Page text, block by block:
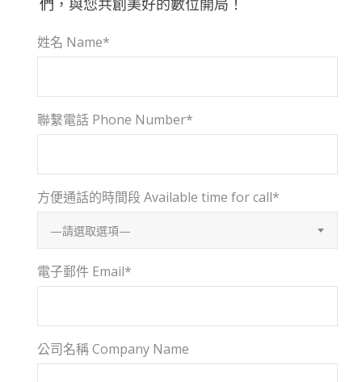
姓名 Name*
聯繫電話 Phone Number*
方便通話的時間段 Available time for call*
—請選取選項—
電子郵件 Email*
公司名稱 Company Name